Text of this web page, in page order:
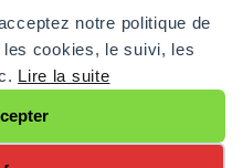
notre politique de
cookies, le suivi, les
Lire la suite
et